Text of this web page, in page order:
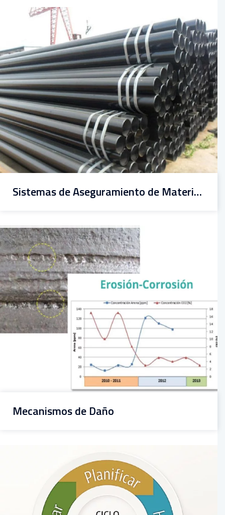
Sistemas de Aseguramiento de Materiales
Mecanismos de Daño